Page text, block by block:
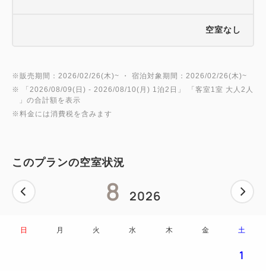
空室なし
※販売期間：2026/02/26(木)~ ・ 宿泊対象期間：2026/02/26(木)~
※ 「 2026/08/09(日) - 2026/08/10(月) 1泊2日 」 「客室1室 大人2人
」の合計額を表示
※料金には消費税を含みます
このプランの空室状況
8 2026
日 月 火 水 木 金 土
1